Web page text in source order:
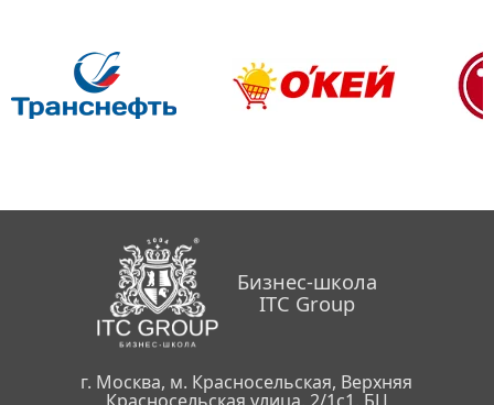
Бизнес-школа
ITC Group
г. Москва, м. Красносельская, Верхняя
Красносельская улица, 2/1с1, БЦ